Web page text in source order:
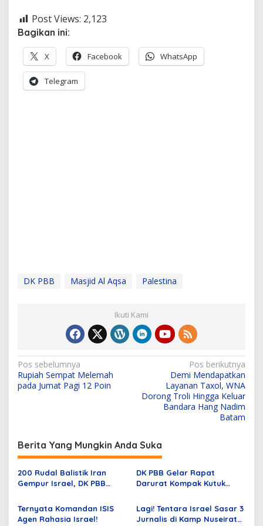
Post Views: 2,123
Bagikan ini:
X Facebook WhatsApp
Telegram
DK PBB Masjid Al Aqsa Palestina
Ikuti Kami
N
a
a
s
i
o
Pos sebelumnya
Rupiah Sempat Melemah
pada Jumat Pagi 12 Poin
Pos berikutnya
Demi Mendapatkan
Layanan Taxol, WNA
Dorong Troli Hingga Keluar
Bandara Hang Nadim
Batam
Berita Yang Mungkin Anda Suka
200 Rudal Balistik Iran
Gempur Israel, DK PBB
Darurat
DK PBB Gelar Rapat
Darurat Kompak Kutuk
Hamas, AS Tetap Bela
Israel
Ternyata Komandan ISIS
Agen Rahasia Israel!
Lagi! Tentara Israel Sasar 3
Jurnalis di Kamp Nuseirat